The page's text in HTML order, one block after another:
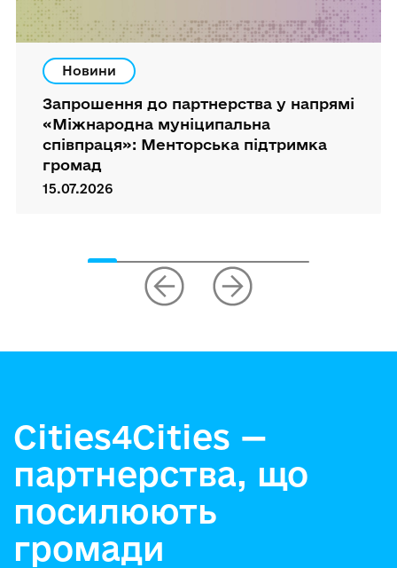
Новини
Запрошення до партнерства у напрямі
«Міжнародна муніципальна
співпраця»: Менторська підтримка
громад
15.07.2026
Cities4Cities —
партнерства, що
посилюють
громади